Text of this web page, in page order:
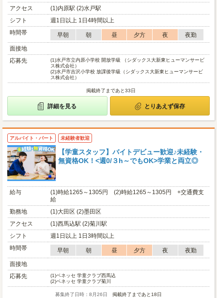
アクセス
(1)内原駅 (2)水戸駅
シフト
週1日以上 1日4時間以上
時間帯
早朝 朝 昼 夕方 夜
夜勤
面接地
応募先
(1)水戸市立内原小学校 開放学級 （シダックス大新東ヒューマンサービ
ス株式会社）
(2)水戸市吉沢小学校 放課後学級（シダックス大新東ヒューマンサービ
ス株式会社）
掲載終了まであと33日
詳細を見る とりあえず保存
アルバイト・パート 未経験者歓迎
【学童スタッフ】バイトデビュー歓迎♪未経験・
無資格OK！<週0/３h～でもOK>学業と両立◎
給与
(1)時給1265～1305円 (2)時給1265～1305円 +交通費支
給
勤務地
(1)大田区 (2)墨田区
アクセス
(1)西馬込駅 (2)菊川駅
シフト
週1日以上 1日3時間以上
時間帯
早朝 朝 昼 夕方 夜
夜勤
面接地
応募先
(1)ベネッセ 学童クラブ西馬込
(2)ベネッセ 学童クラブ菊川
募集終了日時：8月26日 掲載終了まであと18日